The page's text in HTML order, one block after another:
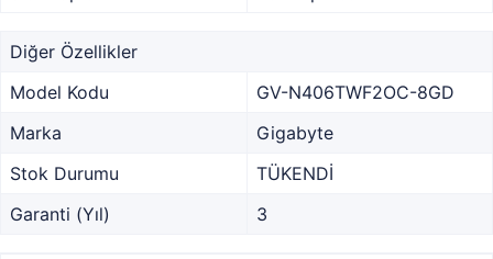
Diğer Özellikler
Model Kodu
GV-N406TWF2OC-8GD
Marka
Gigabyte
Stok Durumu
TÜKENDİ
Garanti (Yıl)
3